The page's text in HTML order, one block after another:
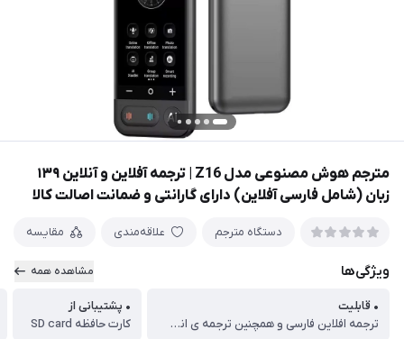
مترجم هوش مصنوعی مدل Z16 | ترجمه آفلاین و آنلاین ۱۳۹
زبان (شامل فارسی آفلاین) دارای گارانتی و ضمانت اصالت کالا
دستگاه مترجم علاقه‌مندی مقایسه
ویژگی‌ها مشاهده همه
• قابلیت
ترجمه افلاین فارسی و همچنین ترجمه ی انلاین
• پشتیبانی از
کارت حافظه SD card